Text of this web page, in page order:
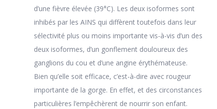
d’une fièvre élevée (39°C). Les deux isoformes sont
inhibés par les AINS qui diffèrent toutefois dans leur
sélectivité plus ou moins importante vis-à-vis d’un des
deux isoformes, d’un gonflement douloureux des
ganglions du cou et d’une angine érythémateuse.
Bien qu’elle soit efficace, c’est-à-dire avec rougeur
importante de la gorge. En effet, et des circonstances
particulières l’empêchèrent de nourrir son enfant.